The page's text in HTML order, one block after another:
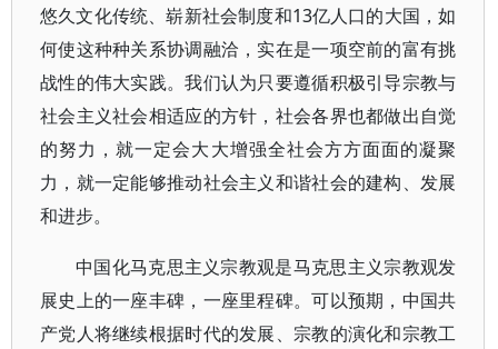
悠久文化传统、崭新社会制度和13亿人口的大国，如
何使这种种关系协调融洽，实在是一项空前的富有挑
战性的伟大实践。我们认为只要遵循积极引导宗教与
社会主义社会相适应的方针，社会各界也都做出自觉
的努力，就一定会大大增强全社会方方面面的凝聚
力，就一定能够推动社会主义和谐社会的建构、发展
和进步。
中国化马克思主义宗教观是马克思主义宗教观发
展史上的一座丰碑，一座里程碑。可以预期，中国共
产党人将继续根据时代的发展、宗教的演化和宗教工